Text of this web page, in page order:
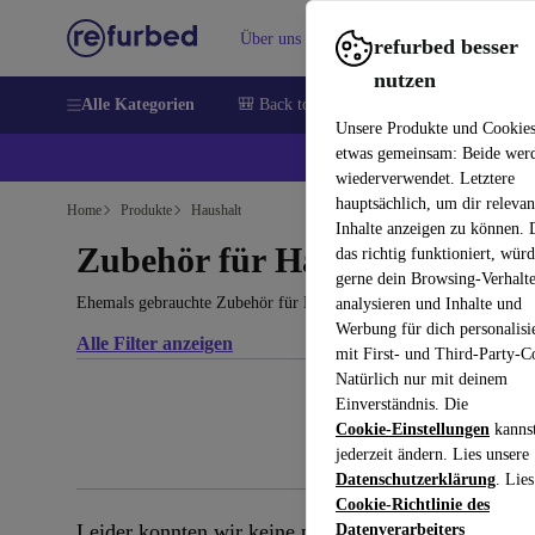
refurbed besser
nutzen
Unsere Produkte und
etwas gemeinsam: Beide
wiederverwendet. Letztere
hauptsächlich, um dir
Inhalte anzeigen zu können.
das richtig funktioniert,
gerne dein Browsing-
analysieren und Inhalte und
Werbung für dich
mit First- und Third-Party-
Natürlich nur mit deinem
Einverständnis. Die
Cookie-Einstellungen
jederzeit ändern. Lies unsere
Datenschutzerklärung.
Cookie-Richtlinie des
Datenverarbeiters
Über uns Verkaufen Hilfe
Alle Kategorien 🎒 Back to school
💰
Home Produkte Haushalt
Zubehör für Haushaltsgeräte:
Ehemals gebrauchte Zubehör für Haushaltsgeräte – refurbished,
Alle Filter anzeigen